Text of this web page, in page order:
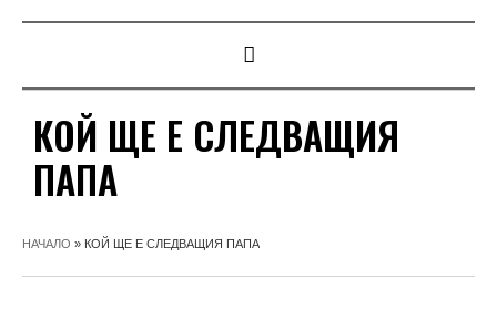
КОЙ ЩЕ Е СЛЕДВАЩИЯ
ПАПА
НАЧАЛО » КОЙ ЩЕ Е СЛЕДВАЩИЯ ПАПА